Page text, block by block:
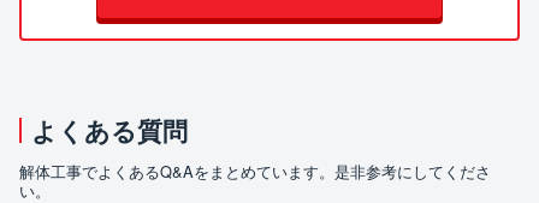
よくある質問
解体工事でよくあるQ&Aをまとめています。是非参考にしてくださ
い。